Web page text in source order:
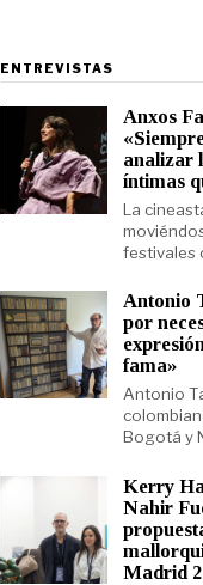
ENTREVISTAS
Anxos
analizar
íntimas
La
festivales
Antonio
por
fama»
Antonio
Bogotá y
Kerry
Nahir
Madrid